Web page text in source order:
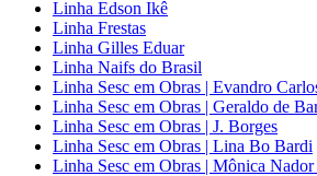
Linha Edson Ikê
Linha Frestas
Linha Gilles Eduar
Linha Naifs do Brasil
Linha Sesc em Obras | Evandro
Linha Sesc em Obras | Geraldo de
Linha Sesc em Obras | J. Borges
Linha Sesc em Obras | Lina Bo Bardi
Linha Sesc em Obras | Mônica